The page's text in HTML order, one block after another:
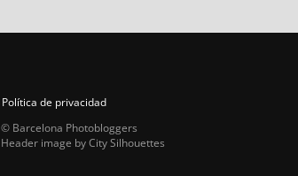
Política de privacidad
© Barcelona Photobloggers
Header image by City Silhouettes